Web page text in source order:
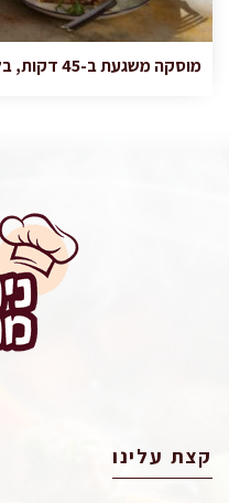
מוסקה משגעת ב-45 דקות, בלי טיגון שמכביד
קצת עלינו